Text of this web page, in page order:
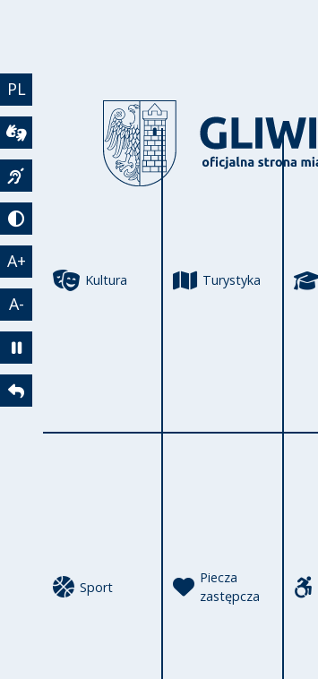
PL
Wideotłumacz
Język migowy
Tryb kontrastowy
A+
A-
Zatrzymaj animację
Powrót
Kultura Turystyka
Sport
Piecza
zastępcza